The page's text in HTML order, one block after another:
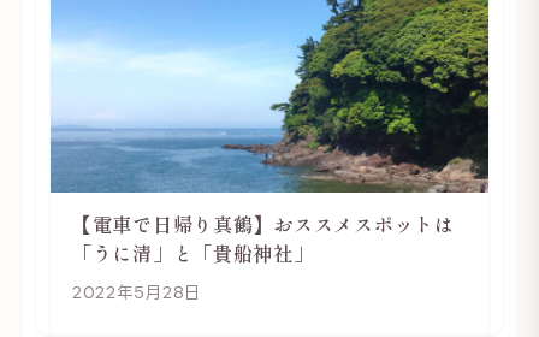
【電車で日帰り真鶴】おススメスポットは
「うに清」と「貴船神社」
2022年5月28日